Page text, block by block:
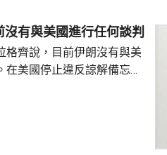
位於吉贊和延布的石油設施
有與美國進行任何談判
格齊說，目前伊朗沒有與美
在美國停止違反諒解備忘錄